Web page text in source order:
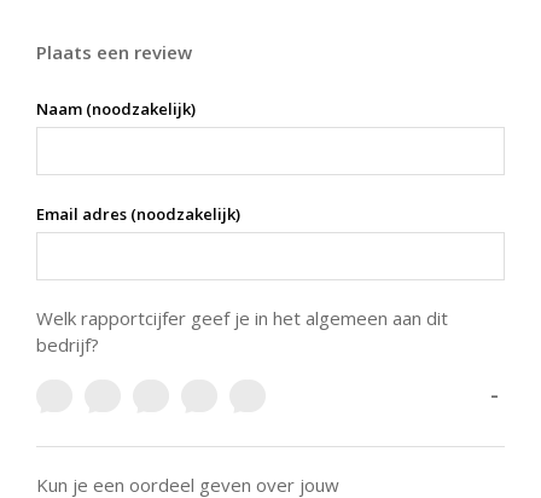
Plaats een review
Naam (noodzakelijk)
Email adres (noodzakelijk)
Welk rapportcijfer geef je in het algemeen aan dit
bedrijf?
-
Kun je een oordeel geven over jouw